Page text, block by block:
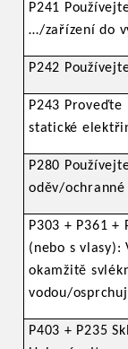
P241
…/zařízení do
P242
P243
statické
P280
oděv/
P303 + P361 +
(nebo s vlasy):
okamžitě
vodou/
P403 + P235